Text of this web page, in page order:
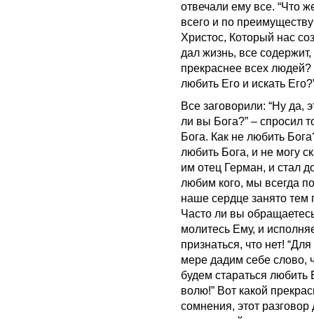
отвечали ему все. “Что
всего и по
Христос, Который нас
дал жизнь, все
прекраснее всех
любить Его и искать
Все заговорили: “Ну да,
ли вы Бога?” – спросил
Бога. Как не любить
любить Бога, и не могу
им отец Герман, и стал
любим кого, мы всегда
наше сердце занято тем
Часто ли вы
молитесь Ему, и
признаться, что нет!
мере дадим себе слово,
будем стараться
волю!” Вот какой
сомнения, этот